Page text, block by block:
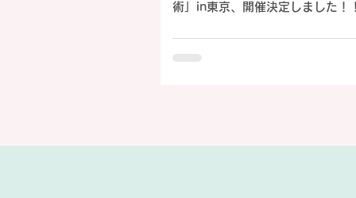
術」in東京、開催決定しました！